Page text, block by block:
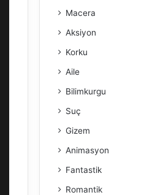
Macera
Aksiyon
Korku
Aile
Bilimkurgu
Suç
Gizem
Animasyon
Fantastik
Romantik